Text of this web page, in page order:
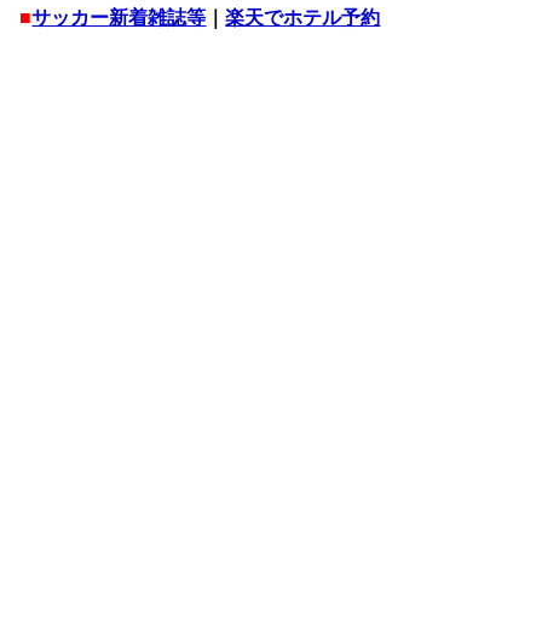
■サッカー新着雑誌等 ｜楽天でホテル予約